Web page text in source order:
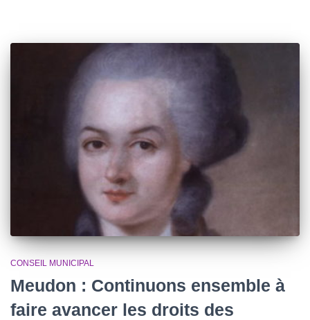
CONSEIL MUNICIPAL
Meudon : Continuons ensemble à
faire avancer les droits des